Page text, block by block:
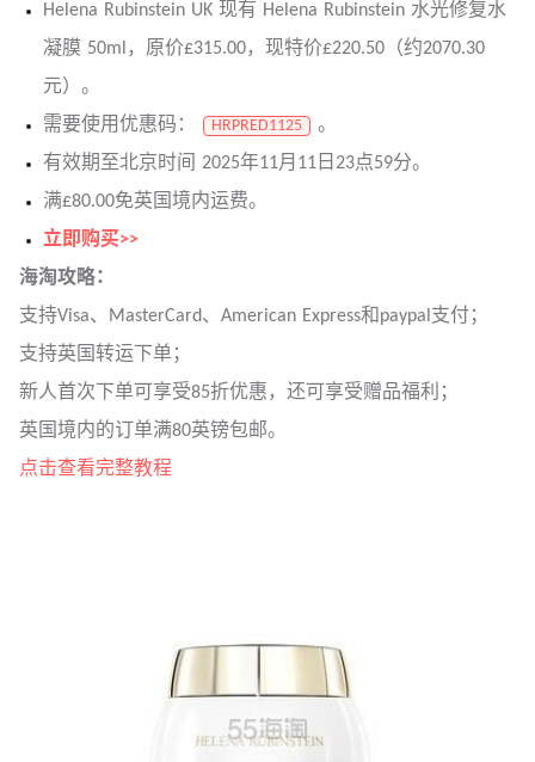
Helena Rubinstein UK 现有 Helena Rubinstein 水光修复水
凝膜 50ml，原价£315.00，现特价£220.50（约2070.30
元）。
需要使用优惠码：
HRPRED1125
。
有效期至北京时间 2025年11月11日23点59分。
满£80.00免英国境内运费。
立即购买>>
海淘攻略：
支持Visa、MasterCard、American Express和paypal支付；
支持英国转运下单；
新人首次下单可享受85折优惠，还可享受赠品福利；
英国境内的订单满80英镑包邮。
点击查看完整教程